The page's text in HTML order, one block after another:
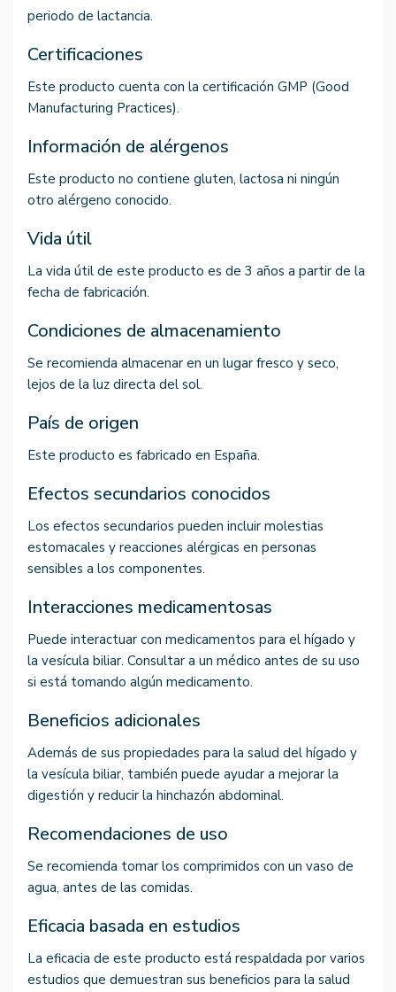
periodo de lactancia.
Certificaciones
Este producto cuenta con la certificación GMP (Good
Manufacturing Practices).
Información de alérgenos
Este producto no contiene gluten, lactosa ni ningún
otro alérgeno conocido.
Vida útil
La vida útil de este producto es de 3 años a partir de la
fecha de fabricación.
Condiciones de almacenamiento
Se recomienda almacenar en un lugar fresco y seco,
lejos de la luz directa del sol.
País de origen
Este producto es fabricado en España.
Efectos secundarios conocidos
Los efectos secundarios pueden incluir molestias
estomacales y reacciones alérgicas en personas
sensibles a los componentes.
Interacciones medicamentosas
Puede interactuar con medicamentos para el hígado y
la vesícula biliar. Consultar a un médico antes de su uso
si está tomando algún medicamento.
Beneficios adicionales
Además de sus propiedades para la salud del hígado y
la vesícula biliar, también puede ayudar a mejorar la
digestión y reducir la hinchazón abdominal.
Recomendaciones de uso
Se recomienda tomar los comprimidos con un vaso de
agua, antes de las comidas.
Eficacia basada en estudios
La eficacia de este producto está respaldada por varios
estudios que demuestran sus beneficios para la salud